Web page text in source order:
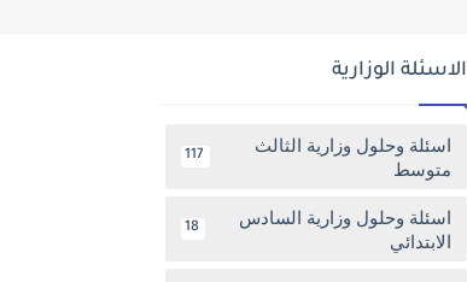
الاسئلة الوزارية
اسئلة وحلول وزارية الثالث
متوسط
117
اسئلة وحلول وزارية السادس
الابتدائي
18